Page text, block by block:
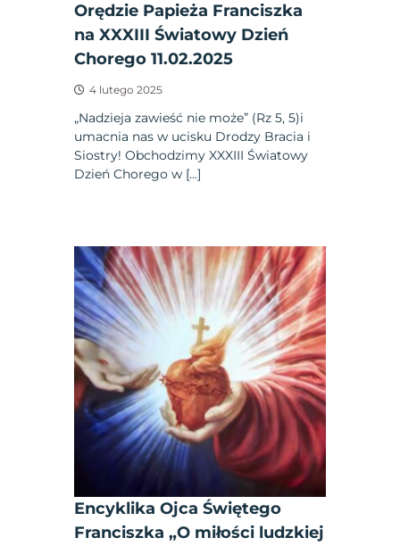
Orędzie Papieża Franciszka
na XXXIII Światowy Dzień
Chorego 11.02.2025
4 lutego 2025
„Nadzieja zawieść nie może” (Rz 5, 5)i
umacnia nas w ucisku Drodzy Bracia i
Siostry! Obchodzimy XXXIII Światowy
Dzień Chorego w […]
Encyklika Ojca Świętego
Franciszka „O miłości ludzkiej